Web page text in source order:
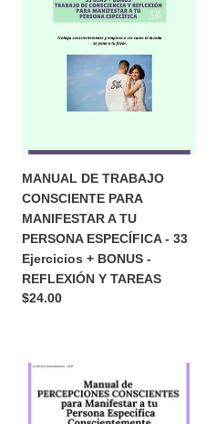
CONSCIENTE
MANIFESTAR
PERSONA
ESPECÍFICA
-
33
Ejercicios
+
BONUS
-
MANUAL DE TRABAJO
CONSCIENTE PARA
MANIFESTAR A TU
PERSONA ESPECÍFICA - 33
Ejercicios + BONUS -
REFLEXIÓN Y TAREAS
Precio
$24.00
Ebook
Manual